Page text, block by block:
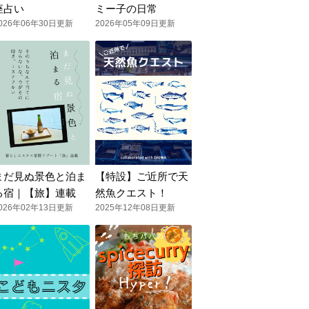
占い
年06年30日更新
ミー子の日常
2026年05年09日更新
だ見ぬ景色と泊ま
宿｜【旅】連載
年02年13日更新
【特設】ご近所で天
然魚クエスト！
2025年12年08日更新